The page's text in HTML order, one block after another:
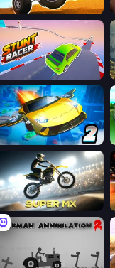
ATV Ultimate Offroad
Stunt Racer
Ultimate Flying Car 2
Super MX - Last Season